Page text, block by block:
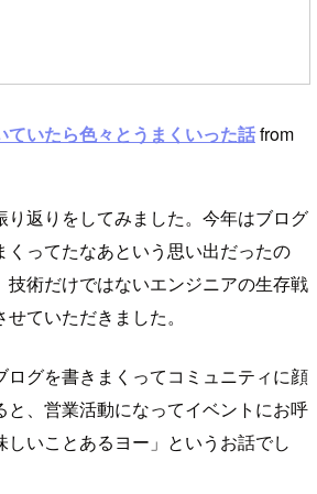
ていたら色々とうまくいった話from
り返りをしてみました。今年はブログ
くってたなあという思い出だったの
技術だけではないエンジニアの生存戦
ていただきました。
ログを書きまくってコミュニティに顔
と、営業活動になってイベントにお呼
しいことあるヨー」というお話でし